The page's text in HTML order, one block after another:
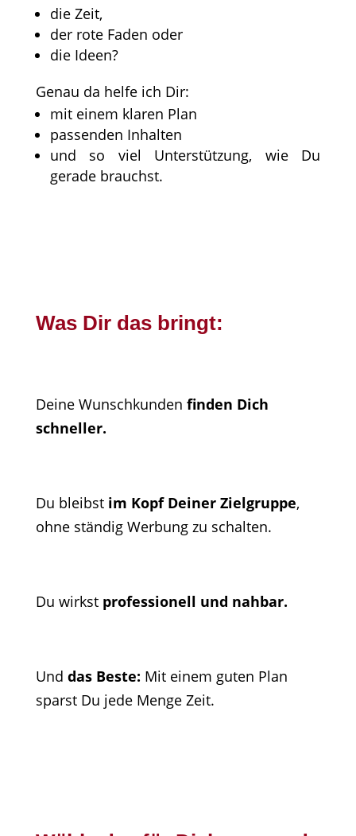
die Zeit,
der rote Faden oder
die Ideen?
Genau da helfe ich Dir:
mit einem klaren Plan
passenden Inhalten
und so viel Unterstützung, wie Du
gerade brauchst.
Was Dir das bringt:
Deine Wunschkunden finden Dich
schneller.
Du bleibstim Kopf Deiner Zielgruppe,
ohne ständig Werbung zu schalten.
Du wirkst professionell und nahbar.
Und das Beste: Mit einem guten Plan
sparst Du jede Menge Zeit.